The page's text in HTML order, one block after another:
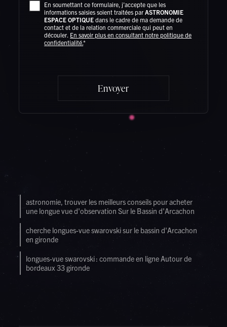
En soumettant ce formulaire, j'accepte que les
informations saisies soient traitées parASTRONOMIE
ESPACE OPTIQUE dans le cadre de ma demande de
contact et de la relation commerciale qui peut en
découler. En savoir plus en consultant notre politique de
confidentialité.*
astronomie, trouver les meilleurs conseils pour acheter
une longue vue d'observation Sur le Bassin d'Arcachon
cherche longues-vue swarovski sur le bassin d'Arcachon
en gironde
longues-vue swarovski : commande en ligne Autour de
bordeaux 33 gironde